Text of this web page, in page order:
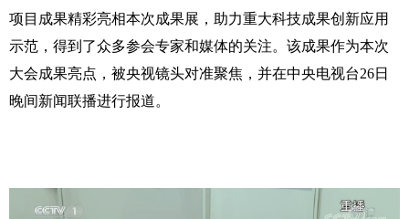
项目成果精彩亮相本次成果展，助力重大科技成果创新应用
示范，得到了众多参会专家和媒体的关注。该成果作为本次
大会成果亮点，被央视镜头对准聚焦，并在中央电视台26日
晚间新闻联播进行报道。